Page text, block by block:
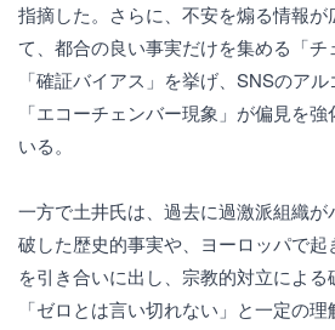
指摘した。さらに、不安を煽る情報が
て、都合の良い事実だけを集める「
「確証バイアス」を挙げ、SNSのア
「エコーチェンバー現象」が偏見を
いる。
一方で土井氏は、過去に過激派組織
破した歴史的事実や、ヨーロッパで
を引き合いに出し、宗教的対立によ
「ゼロとは言い切れない」と一定の理